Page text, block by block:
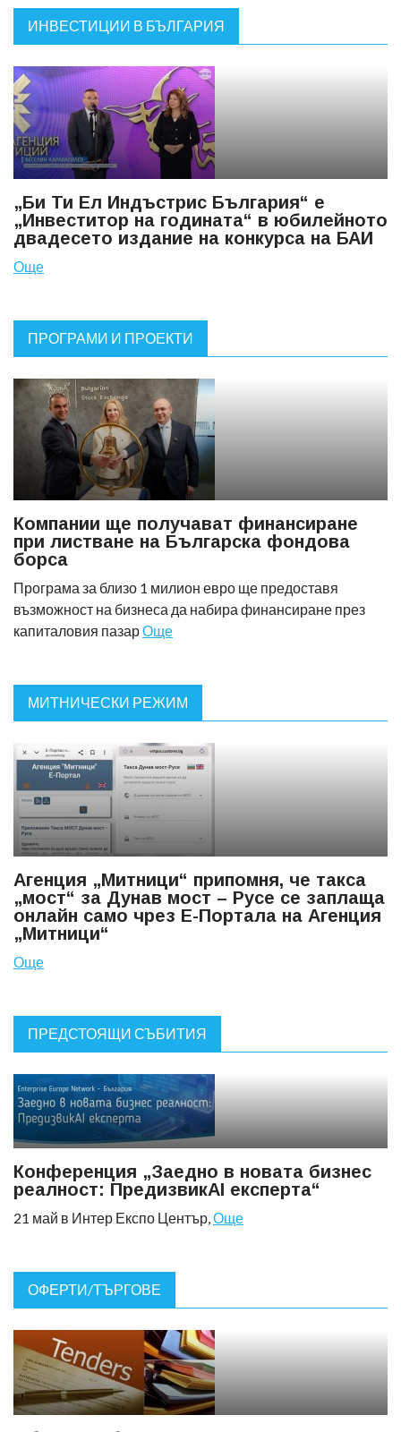
ИНВЕСТИЦИИ В БЪЛГАРИЯ
„Би Ти Ел Индъстрис България“ е
„Инвеститор на годината“ в юбилейното
двадесето издание на конкурса на БАИ
Още
ПРОГРАМИ И ПРОЕКТИ
Компании ще получават финансиране
при листване на Българска фондова
борса
Програма за близо 1 милион евро ще предоставя
възможност на бизнеса да набира финансиране през
капиталовия пазарОще
МИТНИЧЕСКИ РЕЖИМ
Агенция „Митници“ припомня, че такса
„мост“ за Дунав мост – Русе се заплаща
онлайн само чрез Е-Портала на Агенция
„Митници“
Още
ПРЕДСТОЯЩИ СЪБИТИЯ
Конференция „Заедно в новата бизнес
реалност: ПредизвикAI експерта“
21 май в Интер Експо Център,Още
ОФЕРТИ/ТЪРГОВЕ